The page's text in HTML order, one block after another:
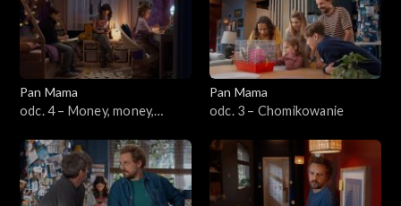
Pan Mama
odc. 4 – Money, money,
Pan Mama
odc. 3 – Chomikowanie